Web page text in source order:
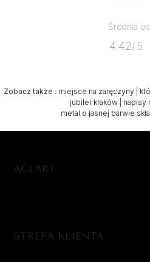
Średnia
4.42/ 5
Zobacz także : miejsce na zaręczyny
jubiler kraków
napisy
metal o jasnej barwie
ACLARI
STREFA KLIENTA